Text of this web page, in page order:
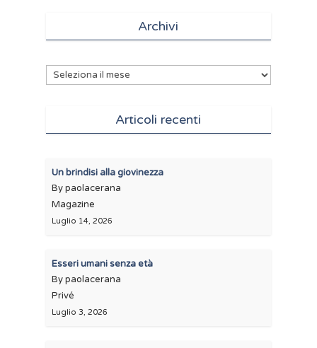
Archivi
Archivi
Articoli recenti
Un brindisi alla giovinezza
By paolacerana
Magazine
Luglio 14, 2026
Esseri umani senza età
By paolacerana
Privé
Luglio 3, 2026